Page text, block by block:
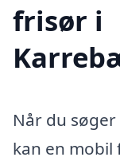
frisør i
Når du
kan en